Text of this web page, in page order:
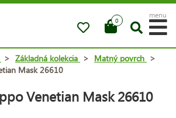
0
menu
> Základná kolekcia > Matný povrch >
Mask 26610
Venetian Mask 26610